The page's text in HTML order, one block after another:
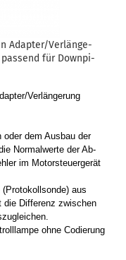
Ad­ap­ter/Ver­län­ge­
pas­send für Down­pi­
Ver­län­ge­rung
dem Aus­bau der
Nor­mal­wer­te der Ab­
im Mo­tor­steu­er­ge­rät
aus
die Dif­fe­renz zwi­schen
ohne Co­die­rung